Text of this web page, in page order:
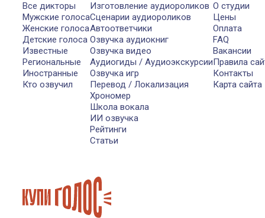
Все дикторы
Мужские голоса
Женские голоса
Детские голоса
Известные
Региональные
Иностранные
Кто озвучил
Изготовление аудиороликов
Сценарии аудиороликов
Автоответчики
Озвучка аудиокниг
Озвучка видео
Аудиогиды / Аудиоэкскурсии
Озвучка игр
Перевод / Локализация
Хрономер
Школа вокала
ИИ озвучка
Рейтинги
Статьи
О студии
Цены
Оплата
FAQ
Вакансии
Правила
Контакты
Карта сайта